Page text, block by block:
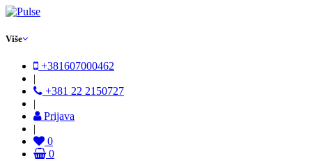
Više
+381607000462
|
+381 22 2150727
|
Prijava
|
0
0